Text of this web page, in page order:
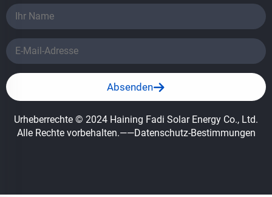
Absenden
Urheberrechte © 2024 Haining Fadi Solar Energy Co., Ltd.
Alle Rechte vorbehalten.——Datenschutz-Bestimmungen